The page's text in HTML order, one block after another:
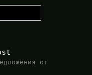
от